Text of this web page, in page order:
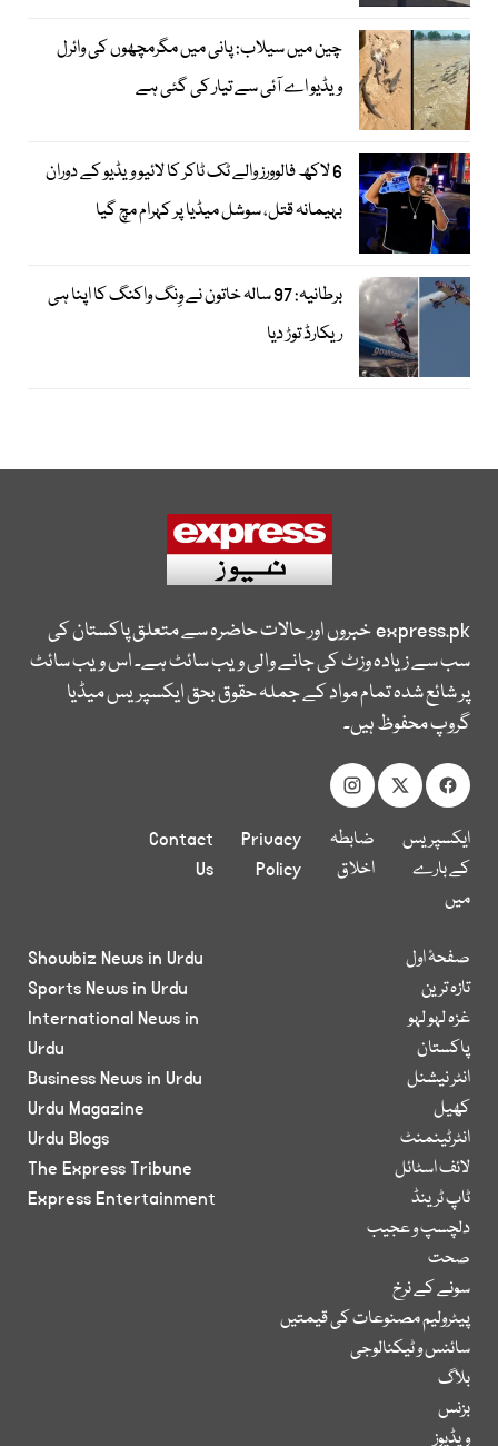
چین میں سیلاب: پانی میں مگرمچھوں کی وائرل
ویڈیو اے آئی سے تیار کی گئی ہے
6 لاکھ فالوورز والے ٹک ٹاکر کا لائیو ویڈیو کے دوران
بہیمانہ قتل، سوشل میڈیا پر کہرام مچ گیا
برطانیہ: 97 سالہ خاتون نے وِنگ واکنگ کا اپنا ہی
ریکارڈ توڑ دیا
express.pkخبروں اور حالات حاضرہ سے متعلق پاکستان کی
سب سے زیادہ وزٹ کی جانے والی ویب سائٹ ہے۔ اس ویب سائٹ
پر شائع شدہ تمام مواد کے جملہ حقوق بحق ایکسپریس میڈیا
گروپ محفوظ ہیں۔
ایکسپریس
کے بارے
میں
ضابطہ
اخلاق
Privacy
Policy
Contact
Us
صفحۂ اول
تازہ ترین
غزہ لہو لہو
پاکستان
انٹر نیشنل
کھیل
انٹرٹینمنٹ
لائف اسٹائل
ٹاپ ٹرینڈ
دلچسپ و عجیب
صحت
سونے کے نرخ
پیٹرولیم مصنوعات کی قیمتیں
سائنس و ٹیکنالوجی
بلاگ
بزنس
ویڈیوز
Showbiz News in Urdu
Sports News in Urdu
International News in
Urdu
Business News in Urdu
Urdu Magazine
Urdu Blogs
The Express Tribune
Express Entertainment